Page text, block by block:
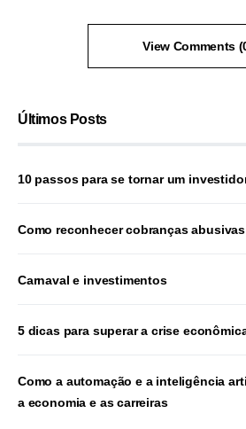
View Comments
Últimos Posts
10 passos para se tornar um
Como reconhecer cobranças abusivas
Carnaval e investimentos
5 dicas para superar a crise
Como a automação e a inteligência
a economia e as carreiras